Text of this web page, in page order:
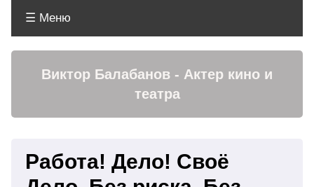
Меню
☰ Меню
Виктор Балабанов - Актер кино и
театра
Работа! Дело! Своё